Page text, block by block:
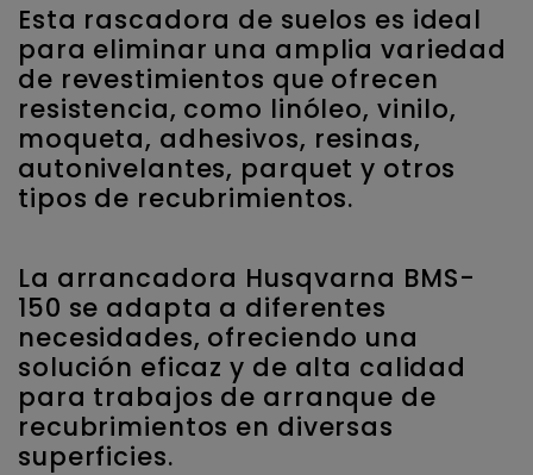
Esta rascadora de suelos es ideal
para eliminar una amplia variedad
de revestimientos que ofrecen
resistencia, como linóleo, vinilo,
moqueta, adhesivos, resinas,
autonivelantes, parquet y otros
tipos de recubrimientos.
La arrancadora Husqvarna BMS-
150 se adapta a diferentes
necesidades, ofreciendo una
solución eficaz y de alta calidad
para trabajos de arranque de
recubrimientos en diversas
superficies.